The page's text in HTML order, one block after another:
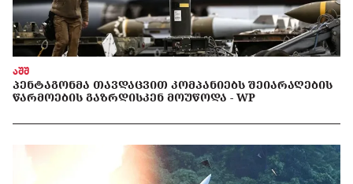
აშშ
ᲞᲔᲜᲢᲐᲒᲝᲜᲛᲐ ᲗᲐᲕᲓᲐᲪᲕᲘᲗ ᲙᲝᲛᲞᲐᲜᲘᲔᲑᲡ ᲨᲔᲘᲐᲠᲐᲦᲔᲑᲘᲡ
ᲬᲐᲠᲛᲝᲔᲑᲘᲡ ᲒᲐᲖᲠᲓᲘᲡᲙᲔᲜ ᲛᲝᲣᲬᲝᲓᲐ - WP